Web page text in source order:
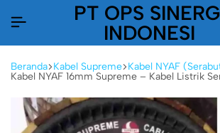
PT OPS
INDONESI
Beranda Kabel Supreme Kabel NYAF
Kabel NYAF 16mm Supreme – Kabel Listrik